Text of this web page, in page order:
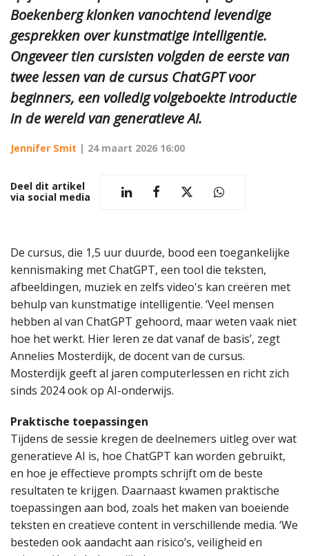
Boekenberg klonken vanochtend levendige
gesprekken over kunstmatige intelligentie.
Ongeveer tien cursisten volgden de eerste van
twee lessen van de cursus ChatGPT voor
beginners, een volledig volgeboekte introductie
in de wereld van generatieve AI.
Jennifer Smit | 24 maart 2026 16:00
Deel dit artikel
via social media
De cursus, die 1,5 uur duurde, bood een toegankelijke
kennismaking met ChatGPT, een tool die teksten,
afbeeldingen, muziek en zelfs video's kan creëren met
behulp van kunstmatige intelligentie. ‘Veel mensen
hebben al van ChatGPT gehoord, maar weten vaak niet
hoe het werkt. Hier leren ze dat vanaf de basis’, zegt
Annelies Mosterdijk, de docent van de cursus.
Mosterdijk geeft al jaren computerlessen en richt zich
sinds 2024 ook op AI-onderwijs.
Praktische toepassingen
Tijdens de sessie kregen de deelnemers uitleg over wat
generatieve AI is, hoe ChatGPT kan worden gebruikt,
en hoe je effectieve prompts schrijft om de beste
resultaten te krijgen. Daarnaast kwamen praktische
toepassingen aan bod, zoals het maken van boeiende
teksten en creatieve content in verschillende media. ‘We
besteden ook aandacht aan risico’s, veiligheid en